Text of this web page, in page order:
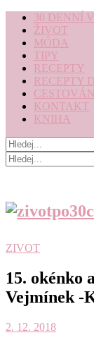
30 DENNÍ
ŽIVOT
MÓDA
TIPY
RECEPTY
RECEPTY
KONTAKT
KNIHA
ZIVOT
15. okénko
Vejmínek -
2. 12. 2018